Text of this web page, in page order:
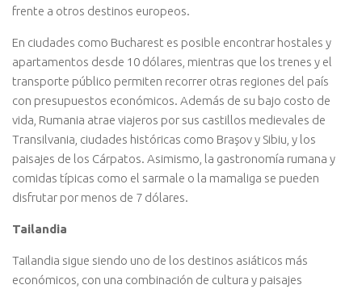
frente a otros destinos europeos.
En ciudades como Bucharest es posible encontrar hostales y
apartamentos desde 10 dólares, mientras que los trenes y el
transporte público permiten recorrer otras regiones del país
con presupuestos económicos. Además de su bajo costo de
vida, Rumania atrae viajeros por sus castillos medievales de
Transilvania, ciudades históricas como Braşov y Sibiu, y los
paisajes de los Cárpatos. Asimismo, la gastronomía rumana y
comidas típicas como el sarmale o la mamaliga se pueden
disfrutar por menos de 7 dólares.
Tailandia
Tailandia sigue siendo uno de los destinos asiáticos más
económicos, con una combinación de cultura y paisajes